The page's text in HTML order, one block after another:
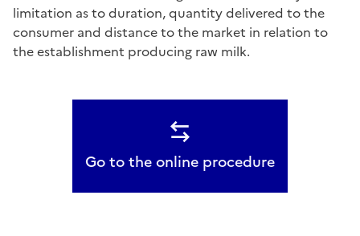
limitation as to duration, quantity delivered to the
consumer and distance to the market in relation to
the establishment producing raw milk.
Go to the online procedure